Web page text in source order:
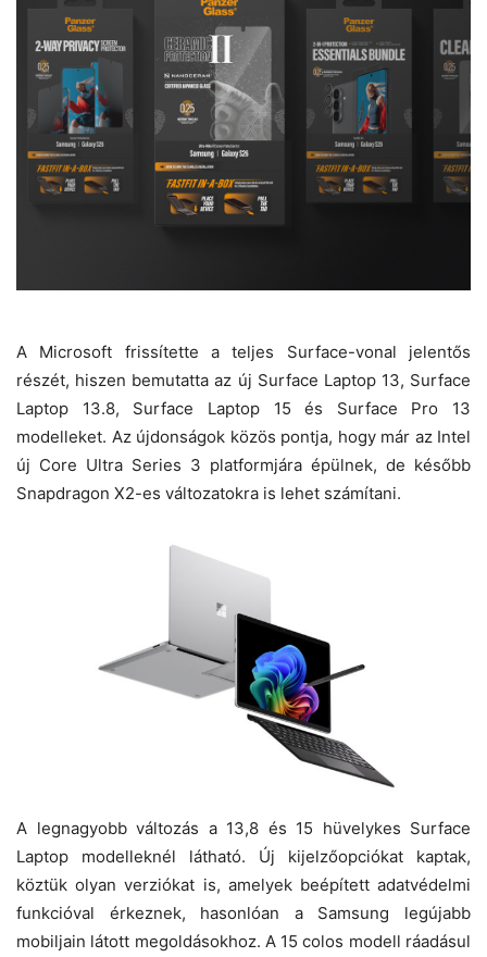
A Microsoft frissítette a teljes Surface-vonal jelentős
részét, hiszen bemutatta az új Surface Laptop 13, Surface
Laptop 13.8, Surface Laptop 15 és Surface Pro 13
modelleket. Az újdonságok közös pontja, hogy már az Intel
új Core Ultra Series 3 platformjára épülnek, de később
Snapdragon X2-es változatokra is lehet számítani.
A legnagyobb változás a 13,8 és 15 hüvelykes Surface
Laptop modelleknél látható. Új kijelzőopciókat kaptak,
köztük olyan verziókat is, amelyek beépített adatvédelmi
funkcióval érkeznek, hasonlóan a Samsung legújabb
mobiljain látott megoldásokhoz. A 15 colos modell ráadásul